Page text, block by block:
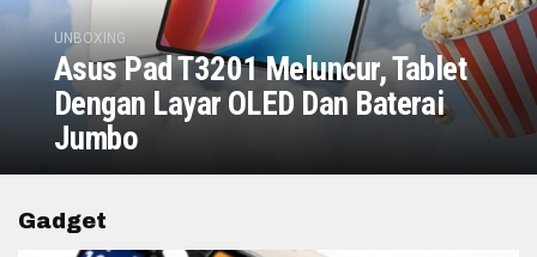
UNBOXING
Asus Pad T3201 Meluncur, Tablet
Dengan Layar OLED Dan Baterai
Jumbo
Gadget